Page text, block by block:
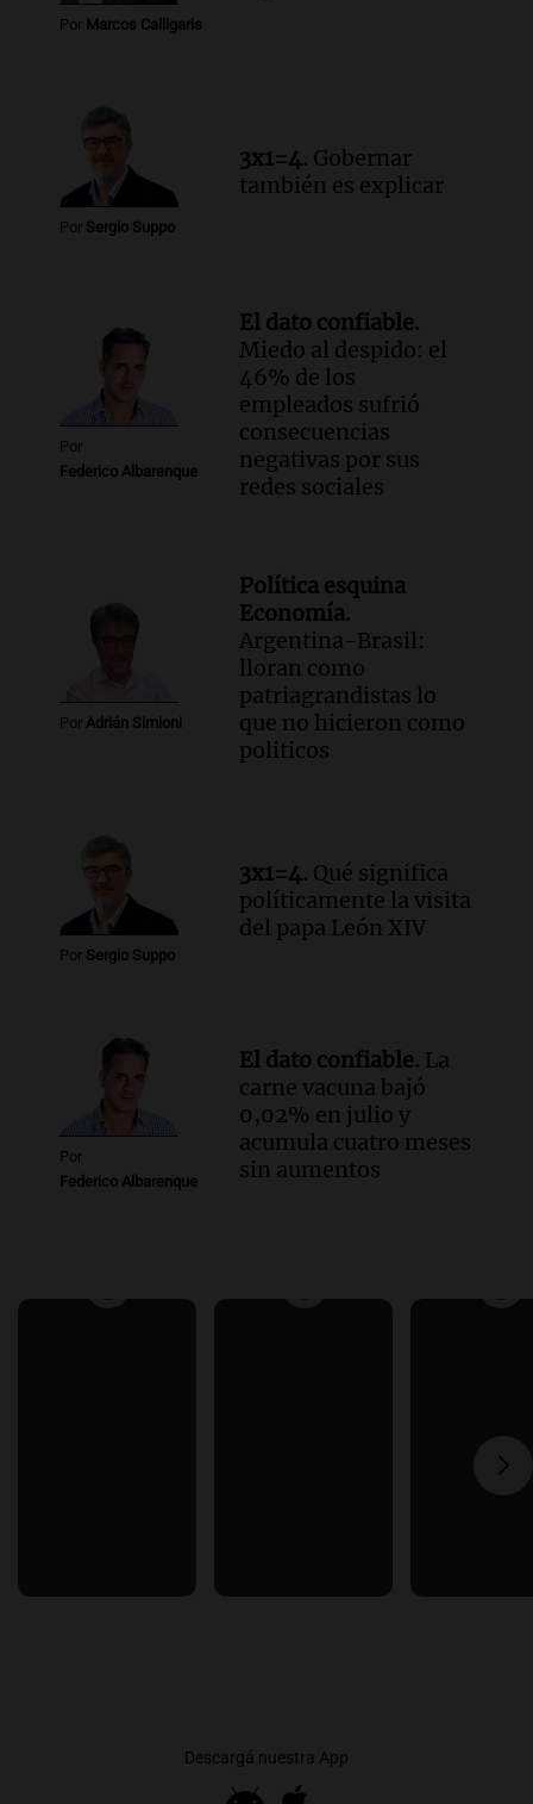
Audio. Luis Juez cuestionó la polémica
Informados al regreso
Episodios
Por Marcos Calligaris
Por Sergio Suppo
3x1=4. Gobernar
también es explicar
Por
Federico Albarenque
El dato confiable.
Miedo al despido: el
46% de los
empleados sufrió
consecuencias
negativas por sus
redes sociales
Por Adrián Simioni
Política esquina
Economía.
Argentina-Brasil:
lloran como
patriagrandistas lo
que no hicieron como
politicos
Por Sergio Suppo
3x1=4. Qué significa
políticamente la visita
del papa León XIV
Por
Federico Albarenque
El dato confiable. La
carne vacuna bajó
0,02% en julio y
acumula cuatro meses
sin aumentos
Descargá nuestra App